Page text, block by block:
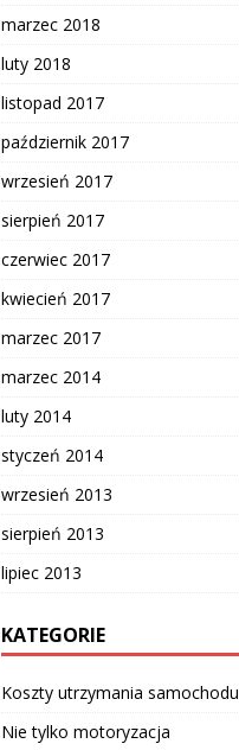
marzec 2018
luty 2018
listopad 2017
październik 2017
wrzesień 2017
sierpień 2017
czerwiec 2017
kwiecień 2017
marzec 2017
marzec 2014
luty 2014
styczeń 2014
wrzesień 2013
sierpień 2013
lipiec 2013
KATEGORIE
Koszty utrzymania samochodu
Nie tylko motoryzacja